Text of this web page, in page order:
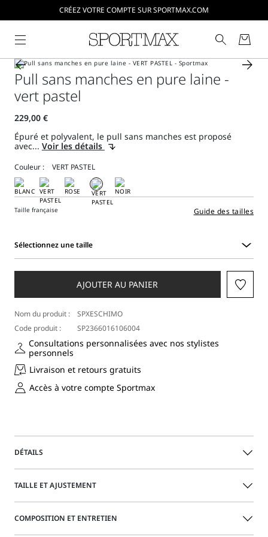
CRÉEZ VOTRE COMPTE SUR SPORTMAX.COM
Pull sans manches en pure laine -
vert pastel
Épuré et polyvalent, le pull sans manches est proposé
avec... Voir les détails
Couleur :
Taille française Guide des tailles
Sélectionnez une taille
une
AJOUTER AU PANIER
Nom du produit :
SPXESCHIMO
Code produit :
SP2366016106004
Consultations personnalisées avec nos stylistes
personnels
Livraison et retours gratuits
Accès à votre compte Sportmax
DÉTAILS
Épuré et polyvalent, le pull sans manches est proposé avec
design épuré à porter seul ou en superposition.
TAILLE ET AJUSTEMENT
Le mannequin porte la taille M et mesure 180 cm. Ses
COMPOSITION ET ENTRETIEN